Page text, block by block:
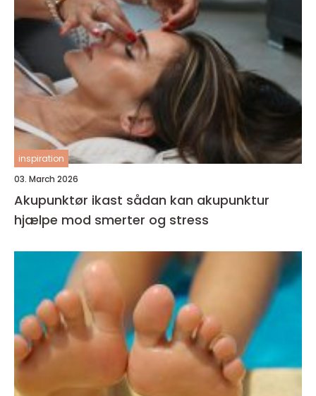
inspiration
03. March 2026
Akupunktør ikast sådan kan akupunktur
hjælpe mod smerter og stress